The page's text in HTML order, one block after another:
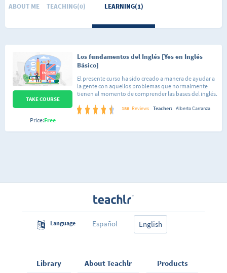
ABOUT ME TEACHING(0) LEARNING(1)
Los fundamentos del Inglés [Yes en Inglés
Básico]
El presente curso ha sido creado a manera de ayudar a
la gente con aquellos problemas que normalmente
tienen al momento de comprender las bases del inglés.
porque se usa tal o cual regla gramatical. Por lo
anterior considero oportuno mencionar que el curso
aprendizaje de este idioma aunque también será de
forma sencilla, así que no te preocupes si no tienes
ningún entendimiento del inglés, el curso está
diseñado para quienes quieren empezar desde cero a
sentir que no le entiendes a algo, con el tiempo irás
viendo que los temas se vuelven sencillos gracias a lo
visto en contenidos anteriores.
186 Reviews Teacher: Alberto Carranza
TAKE COURSE
Price:Free
Language Español English
Library About Teachlr Products